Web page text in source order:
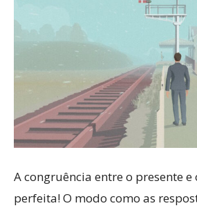
A congruência entre o presente e
perfeita! O modo como as